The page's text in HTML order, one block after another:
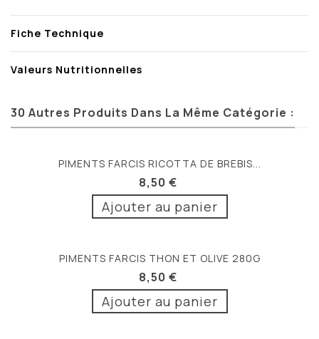
Fiche Technique
Valeurs Nutritionnelles
30 Autres Produits Dans La Même Catégorie :
PIMENTS FARCIS RICOTTA DE BREBIS...
8,50 €
Ajouter au panier
PIMENTS FARCIS THON ET OLIVE 280G
8,50 €
Ajouter au panier